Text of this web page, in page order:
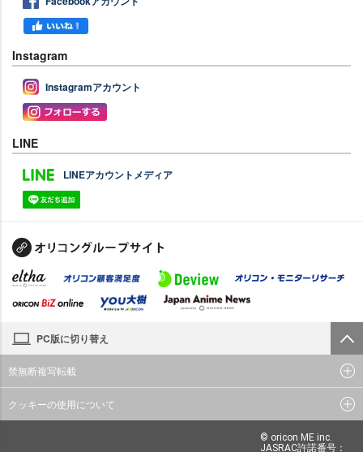
Instagram
Instagramアカウント
LINE
LINEアカウントメディア
PC版に切り替え
禁無断複写転載
クッキーの使用について
© oricon ME inc.
JASRAC許諾番号：